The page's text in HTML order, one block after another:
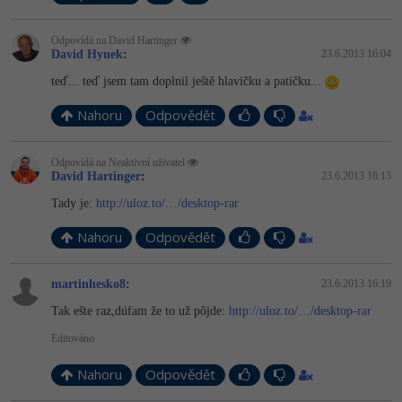
Copywriter
WordPress specialista
SEO specialista
Algoritmy
Umělá inteligence (AI)
Pro děti
Více
Fórum
Time management
Windows
Linux
Sítě
Kybernetická bezpečnost
Elektronický podpis
Fórum
Ostatní
Fórum
Příběhy absolventů
Blog
Kariéra
Pro firmy
Odpovídá na David Hartinger
David Hynek: 23.6.2013 16:04
teď... teď jsem tam doplnil ještě hlavičku a patičku...
Nahoru Odpovědět
Odpovídá na Neaktivní uživatel
David Hartinger: 23.6.2013 16:13
Tady je: http://uloz.to/…/desktop-rar
Nahoru Odpovědět
martinhesko8: 23.6.2013 16:19
Tak ešte raz,dúfam že to už pôjde: http://uloz.to/…/desktop-rar
Editováno
Nahoru Odpovědět